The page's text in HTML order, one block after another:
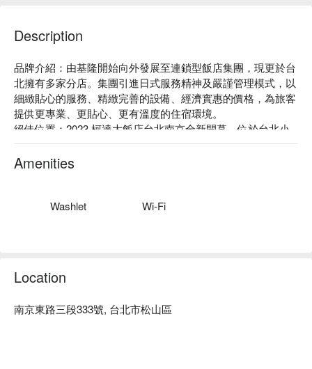
Description
品牌介紹：由基隆開始向外發展至連鎖型飯店集團，現更於台
北擁有多家分店。集團引進日式服務精神及嚴謹管理模式，以
細緻貼心的服務、精緻完善的設備、經濟實惠的價格，為旅客
提供更專業、更貼心、更有溫度的住宿環境。
絕佳位置：2023 柯達大飯店台北南京全新開幕，位於台北小
巨蛋與南京復興的絕佳位置，步行至捷運南京復興站僅需9分
鐘，繁華熱鬧的台北小巨蛋、捷運南京復興站商圈也在步行距
統編：93758964。
Amenities
Washlet Wi-Fi
Location
南京東路三段333號, 台北市松山區